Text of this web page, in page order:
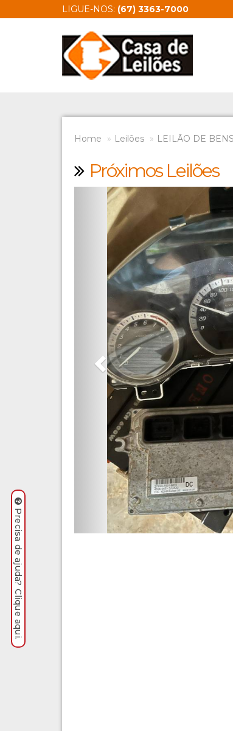
LIGUE-NOS: (67) 3363-7000
Home Leilões LEILÃO DE
Próximos Leilões
Previous
Precisa de ajuda? Clique aqui.